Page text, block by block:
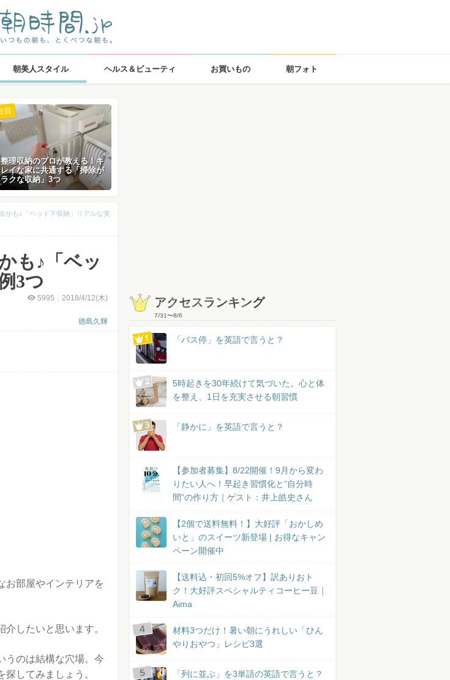
朝美人スタイル ヘルス＆ビューティ お買いもの 朝フォト
整理収納のプロが教える！キ
レイな家に共通する「掃除が
ラクな収納」3つ
目
かも♪「ベッド下収納」リアルな実
も♪「ベッ
3つ
5995 2018/4/12(木)
徳島久輝
お部屋やインテリアを
介したいと思います。
のは結構な穴場。今
してみましょう。
アクセスランキング
7/31〜8/6
「バス停」を英語で言うと？
5時起きを30年続けて気づいた。心と体
を整え、1日を充実させる朝習慣
「静かに」を英語で言うと？
【参加者募集】8/22開催！9月から変わ
りたい人へ！早起き習慣化と“自分時
間”の作り方｜ゲスト：井上皓史さん
【2個で送料無料！】大好評「おかしめ
いと」のスイーツ新登場 | お得なキャン
ペーン開催中
【送料込・初回5%オフ】訳ありおト
ク！大好評スペシャルティコーヒー豆｜
Aima
材料3つだけ！暑い朝にうれしい「ひん
やりおやつ」レシピ3選
「列に並ぶ」を3単語の英語で言うと？